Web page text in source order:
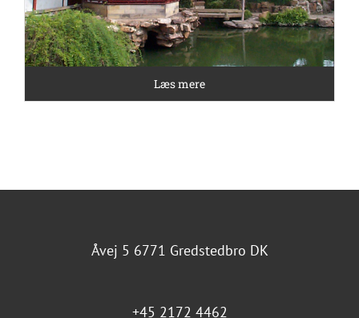
Læs mere
Åvej 5 6771 Gredstedbro DK
+45 2172 4462